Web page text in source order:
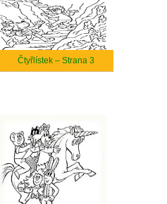
Čtyřlístek – Strana 3